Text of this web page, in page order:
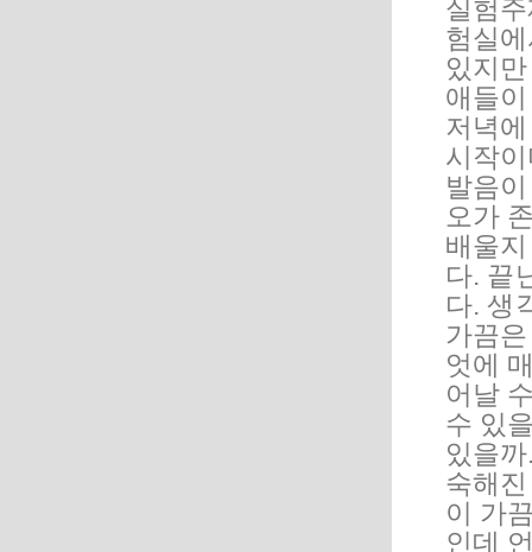
실험
험실
있지
애들
저녁
시작
발음
오가
배울
다. 끝
다. 생
가끔
엇에
어날
수 있
있을
숙해
이 가
인데